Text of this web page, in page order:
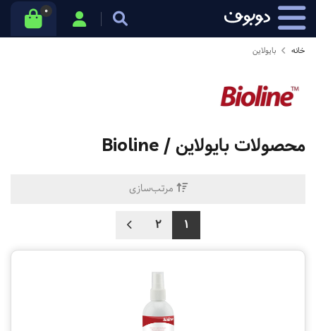
0
خانه بایولاین
محصولاتبایولاین / Bioline
مرتب‌سازی
1
2